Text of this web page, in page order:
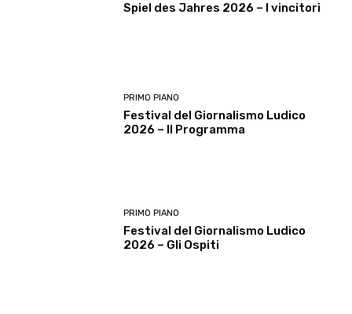
Spiel des Jahres 2026 – I vincitori
PRIMO PIANO
Festival del Giornalismo Ludico
2026 – Il Programma
PRIMO PIANO
Festival del Giornalismo Ludico
2026 – Gli Ospiti